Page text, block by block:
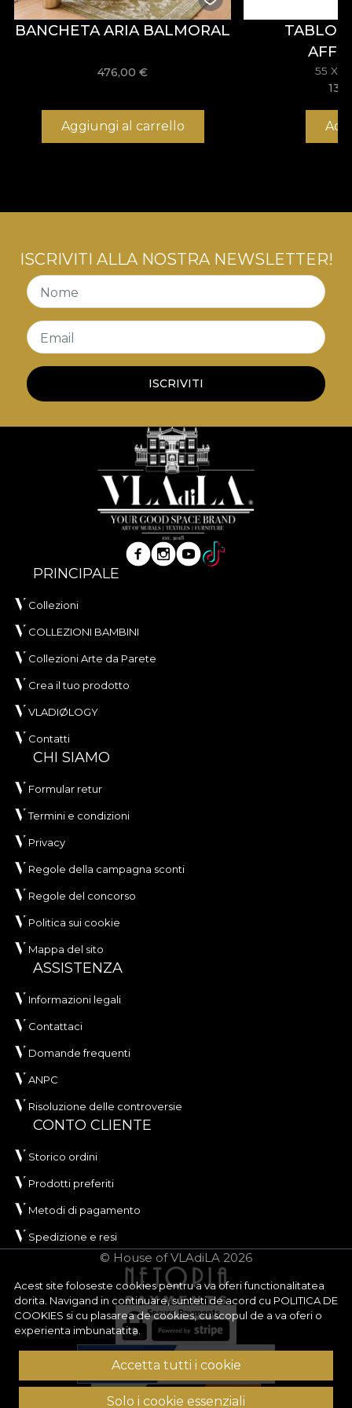
Vlies, un materiale non tessuto, estremamente
resistente e facile da montare.
BANCHETA ARIA BALMORAL
476,00€
Aggiungi al carrello
55 X
Acest site foloseste cookies pentru a va oferi functionalitatea
dorita. Navigand in continuare, sunteti de acord cu POLITICA DE
COOKIES si cu plasarea de cookies, cu scopul de a va oferi o
experienta imbunatatita.
Accetta tutti i cookie
Solo i cookie essenziali
ISCRIVITI ALLA NOSTRA NEWSLETTER!
Nome
Email
ISCRIVITI
PRINCIPALE
Collezioni
COLLEZIONI BAMBINI
Collezioni Arte da Parete
Crea il tuo prodotto
VLADIØLOGY
Contatti
CHI SIAMO
Formular retur
Termini e condizioni
Privacy
Regole della campagna sconti
Regole del concorso
Politica sui cookie
Mappa del sito
ASSISTENZA
Informazioni legali
Contattaci
Domande frequenti
ANPC
Risoluzione delle controversie
CONTO CLIENTE
Storico ordini
Prodotti preferiti
Metodi di pagamento
Spedizione e resi
© House of VLAdiLA 2026